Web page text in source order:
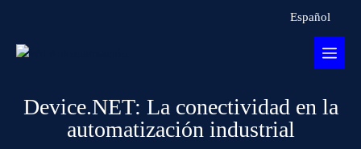
Español
Device.NET: La conectividad en la
automatización industrial